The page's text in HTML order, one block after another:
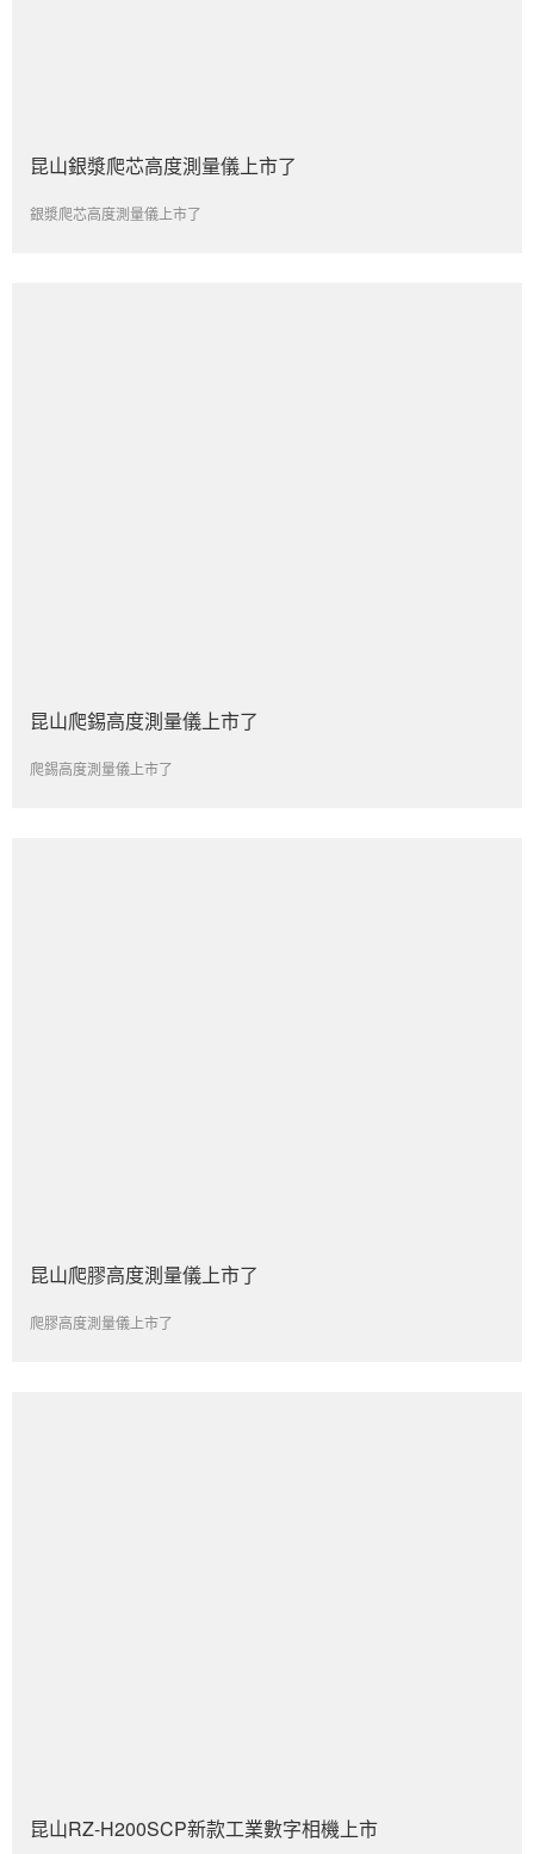
昆山銀漿爬芯高度測量儀上市了
銀漿爬芯高度測量儀上市了
昆山爬錫高度測量儀上市了
爬錫高度測量儀上市了
昆山爬膠高度測量儀上市了
爬膠高度測量儀上市了
昆山RZ-H200SCP新款工業數字相機上市